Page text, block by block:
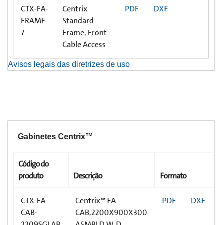
CTX-FA-
FRAME-
7
Centrix
Standard
Frame, Front
Cable Access
PDF DXF
Avisos legais das diretrizes de uso
Gabinetes Centrix™
Código do
produto
Descrição Formato
CTX-FA-
CAB-
Centrix™ FA
CAB,2200X900X300
PDF DXF